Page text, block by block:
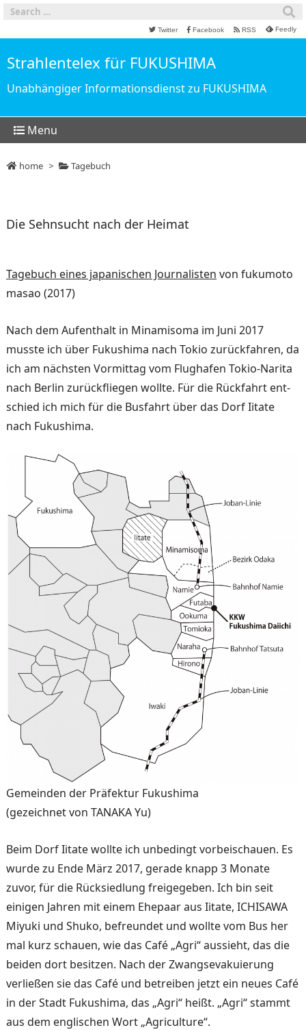
Strahlentelex für FUKUSHIMA
Unabhängiger Informationsdienst zu FUKUSHIMA
Menu
Twitter Facebook RSS Feedly
home > Tagebuch
Die Sehnsucht nach der Heimat
Tagebuch eines japanischen Journalisten von fukumoto
masao (2017)
Nach dem Aufenthalt in Mina­misoma im Juni 2017
musste ich über Fukushima nach Tokio zurückfahren, da
ich am nächsten Vormittag vom Flughafen Tokio-Narita
nach Berlin zurückfliegen wollte. Für die Rückfahrt ent­
schied ich mich für die Bus­fahrt über das Dorf Iitate
nach Fukushima.
Gemeinden der Präfektur Fukushima
(gezeichnet von TANAKA Yu)
Beim Dorf Iitate wollte ich unbedingt vorbeischauen. Es
wurde zu Ende März 2017, gerade knapp 3 Monate
zuvor, für die Rücksiedlung freige­geben. Ich bin seit
einigen Jahren mit einem Ehepaar aus Iitate, ICHISAWA
Miyuki und Shuko, befreundet und wollte vom Bus her
mal kurz schauen, wie das Café „Agri“ aussieht, das die
beiden dort besitzen. Nach der Zwangs­evakuierung
verließen sie das Café und betreiben jetzt ein neues Café
in der Stadt Fukushima, das „Agri“ heißt. „Agri“ stammt
aus dem englischen Wort „Agriculture“.